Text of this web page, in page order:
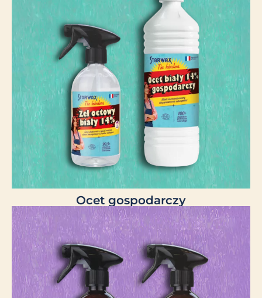
Ocet gospodarczy